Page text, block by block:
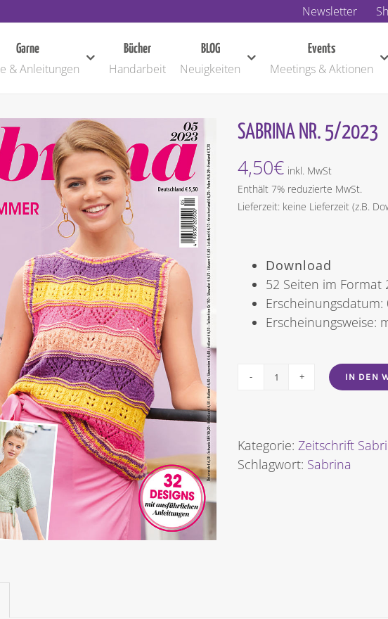
Newsletter
Garne
& Anleitungen
Bücher
Handarbeit
BLOG
Neuigkeiten
Events
Meetings & Aktionen
SABRINA NR. 5/2023
4,50€ inkl. MwSt
Enthält 7% reduzierte MwSt.
Lieferzeit: keine Lieferzeit (z.B.
Download
52 Seiten im Format
Erscheinungsdatum:
Erscheinungsweise:
SABRINA
Menge
IN DEN
Kategorie: Zeitschrift
Schlagwort: Sabrina